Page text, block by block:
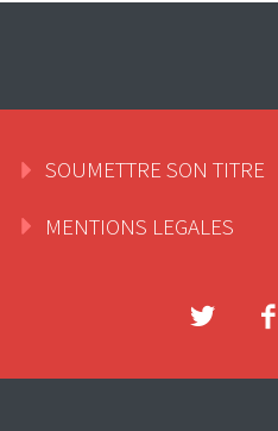
SOUMETTRE SON TITRE
MENTIONS LEGALES